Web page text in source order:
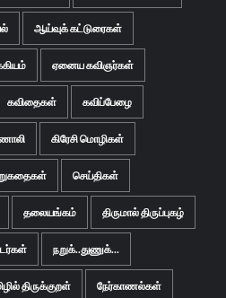
ஆய்வுக் கட்டுரைகள்
ஏனைய கவிஞர்கள்
கவிதைகள் கவிப்பேழை
கிரேசி மொழிகள்
செய்திகள்
தலையங்கம் திருமால் திருப்புகழ்
நறுக்..துணுக்...
திருக்குறள் நேர்காணல்கள்